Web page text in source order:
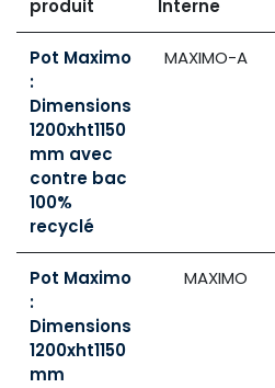
produit Interne
Pot Maximo
:
Dimensions
1200xht1150
mm avec
contre bac
100%
recyclé
MAXIMO-A
Pot Maximo
:
Dimensions
1200xht1150
mm
MAXIMO